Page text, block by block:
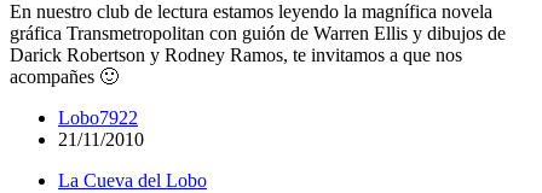
En nuestro club de lectura estamos leyendo la magnífica novela
gráfica Transmetropolitan con guión de Warren Ellis y dibujos de
Darick Robertson y Rodney Ramos, te invitamos a que nos
acompañes 🙂
Lobo7922
21/11/2010
La Cueva del Lobo